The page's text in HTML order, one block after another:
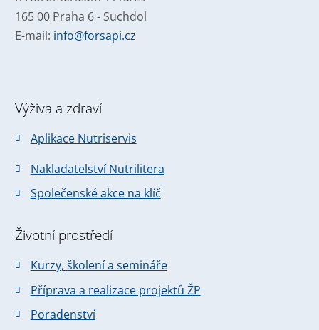
165 00 Praha 6 - Suchdol
E-mail: info@forsapi.cz
Výživa a zdraví
Aplikace Nutriservis
Nakladatelství Nutrilitera
Společenské akce na klíč
Životní prostředí
Kurzy, školení a semináře
Příprava a realizace projektů ŽP
Poradenství